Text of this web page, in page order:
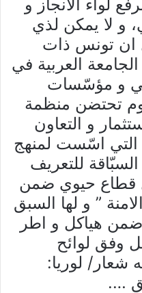
لواء الانجاز و
و لا يمكن لذي
ان تونس ذات
العربية في
و مؤسّسات
تحتضن منظمة
و التعاون
” التي اسّست لمنهج
للتعريف
قطاع حيوي ضمن
” و لها السبق
هياكل و اطر
وفق لوائح
شعار/ لوريا:
….